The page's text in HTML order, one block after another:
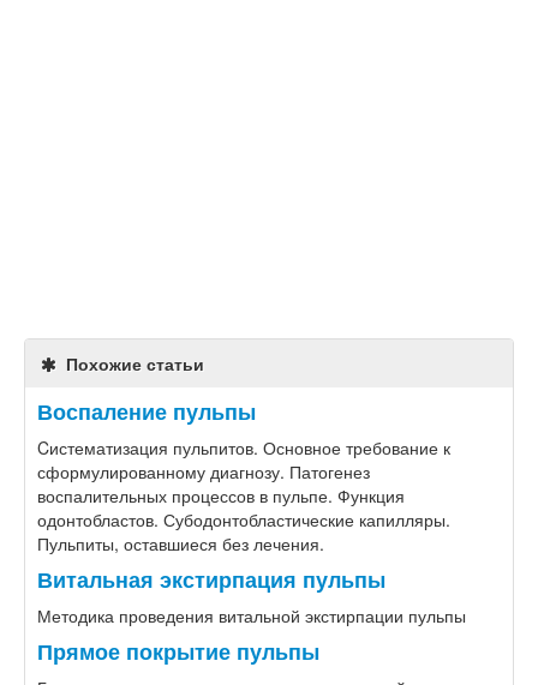
Похожие статьи
Воспаление пульпы
Cистематизация пульпитов. Основное требование к
сформулированному диагнозу. Патогенез
воспалительных процессов в пульпе. Функция
одонтобластов. Субодонтобластические капилляры.
Пульпиты, оставшиеся без лечения.
Витальная экстирпация пульпы
Методика проведения витальной экстирпации пульпы
Прямое покрытие пульпы